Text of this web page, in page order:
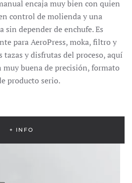
encaja muy bien con quien
control de molienda y una
sin depender de enchufe. Es
para AeroPress, moka, filtro y
tazas y disfrutas del proceso, aquí
buena de precisión, formato
producto serio.
+ INFO